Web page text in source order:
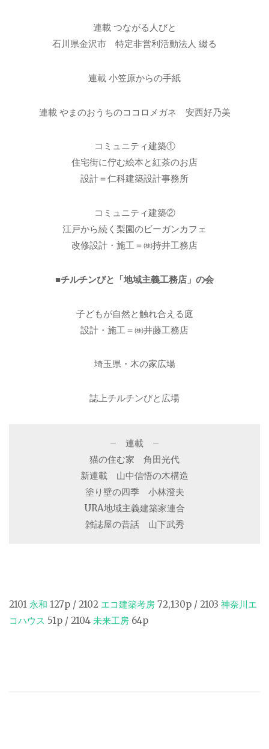
連載 つながる人びと
石川県金沢市 特定非営利活動法人 綴る
連載 小笠原からの手紙
連載 やまのおうちのココロメガネ 安西好乃美
コミュニティ建築①
住宅街に佇む絵本と紅茶のお店
設計＝仁科建築設計事務所
コミュニティ建築②
江戸から続く梨園のビーガンカフェ
改修設計・施工＝㈱持井工務店
■チルチンびと「地域主義工務店」の会
子どもが自然と触れ合える庭
設計・施工＝㈱井藤工務店
埼玉県・木の家広場
誌上チルチンびと広場
– 連載 –
猫の住む家 角田光代
新連載 山中信悟の木構造
塗り壁の四季 小林澄夫
URA地域主義建築家連合
雑誌屋の昔話 山下武秀
2101 永和 127p / 2102 エコ建築考房 72,130p / 2103 神奈川エ
コハウス 51p / 2104 未来工房 64p